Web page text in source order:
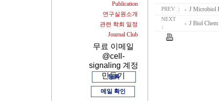
Publication
연구실원소개
관련 학회 일정
Journal Club
무료 이메일
@cell-
signaling 계정
만들기
등록
메일 확인
PREV ： J Microbiol
NEXT
：
J Biol